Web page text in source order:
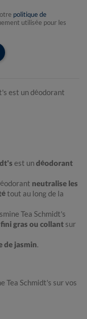
politique de
utilisée pour les
est un déodorant
est undéodorant
neutralise les
tout au long de la
Tea Schmidt's
gras ou collant sur
de jasmin.
Tea Schmidt's sur vos